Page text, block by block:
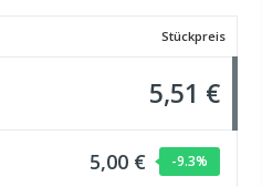
Stückpreis
5,51 €
5,00 € -9.3%